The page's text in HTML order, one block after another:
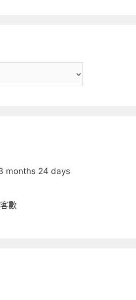
months 24 days
數